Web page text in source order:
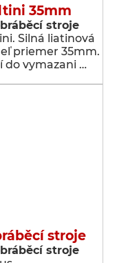
35mm
stroje
Silná liatinová
priemer 35mm.
do vymazani …
stroje
stroje